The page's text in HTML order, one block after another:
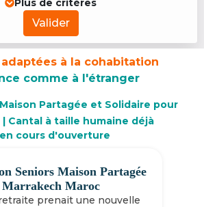
Plus de critères
Valider
à la cohabitation
comme à l'étranger
Partagée et Solidaire pour
Cantal à taille humaine déjà
cours d'ouverture
Seniors Maison Partagée
Marrakech Maroc
prenait une nouvelle